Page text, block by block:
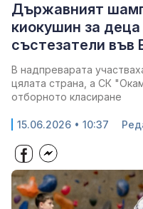
Държавният
киокушин за деца
състезатели във
В надпреварата
цялата страна, а СК
отборното класиране
15.06.2026 • 10:37